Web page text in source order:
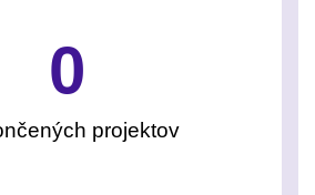
projektov
0